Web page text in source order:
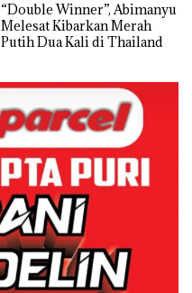
“Double Winner”, Abimanyu
Melesat Kibarkan Merah
Putih Dua Kali di Thailand